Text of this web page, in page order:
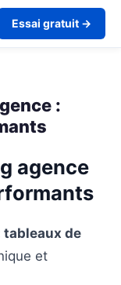
Essai gratuit →
:
agence
tableaux de
et